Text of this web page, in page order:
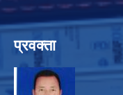
प्रवक्ता